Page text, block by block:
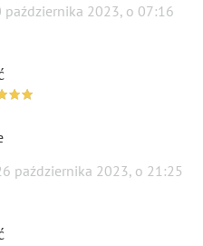
października 2023, o 07:16
października 2023, o 21:25